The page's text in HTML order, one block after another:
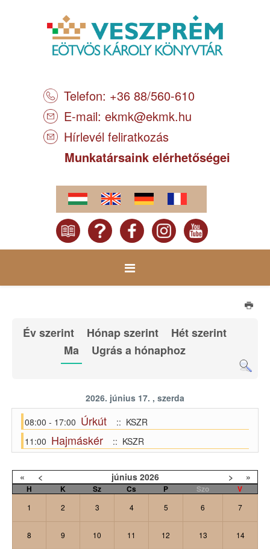
Telefon: +36 88/560-610
E-mail: ekmk@ekmk.hu
Hírlevél feliratkozás
Munkatársaink elérhetőségei
Év szerint Hónap szerint
Hét szerint
Ma
Ugrás a hónaphoz
2026. június 17. , szerda
08:00 - 17:00 Úrkút
:: KSZR
11:00 Hajmáskér :: KSZR
« < június 2026 > »
H K Sz Cs P Szo V
1 2 3 4 5 6 7
8 9 10 11 12 13 14